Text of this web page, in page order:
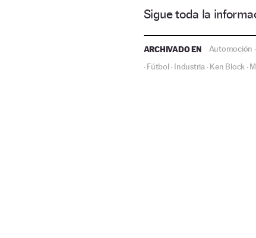
Sigue toda la
ARCHIVADO EN Automoción ·
·Fútbol· Industria·Ken Block ·